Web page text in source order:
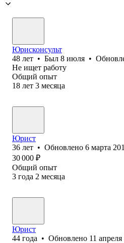
Юрисконсульт
48 лет • Был 8 июля •
Не ищет работу
Общий опыт
18 лет 3 месяца
Юрист
36 лет • Обновлено 6 марта
30 000 ₽
Общий опыт
3 года 2 месяца
Юрист
44 года • Обновлено 11